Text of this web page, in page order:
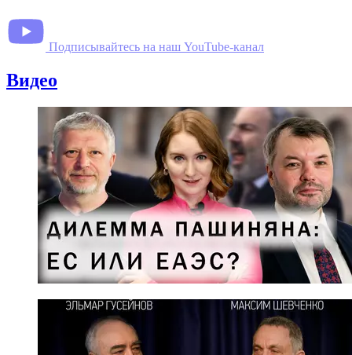
Подписывайтесь на наш YouTube-канал
Видео